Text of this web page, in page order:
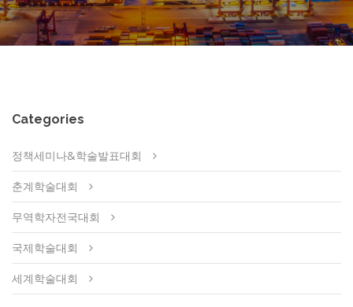
Categories
정책세미나&학술발표대회
춘계학술대회
무역학자전국대회
국제학술대회
세계학술대회